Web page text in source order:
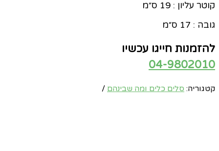
קוטר עליון : 19 ס״מ
גובה : 17 ס״מ
להזמנות חייגו עכשיו
04-9802010
קטגוריה: סלים כלים ומה שבינהם